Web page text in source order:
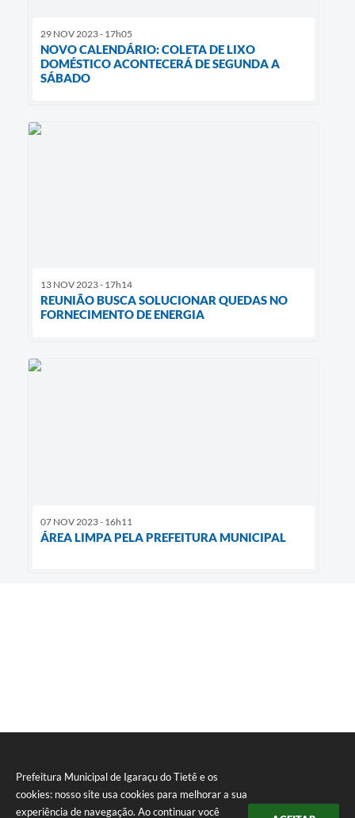
Prefeitura Municipal de Igaraçu do Tietê e os
cookies: nosso site usa cookies para melhorar a sua
experiência de navegação. Ao continuar você
29 NOV 2023 - 17h05
NOVO CALENDÁRIO: COLETA DE LIXO
DOMÉSTICO ACONTECERÁ DE SEGUNDA A
SÁBADO
13 NOV 2023 - 17h14
REUNIÃO BUSCA SOLUCIONAR QUEDAS NO
FORNECIMENTO DE ENERGIA
07 NOV 2023 - 16h11
ÁREA LIMPA PELA PREFEITURA MUNICIPAL